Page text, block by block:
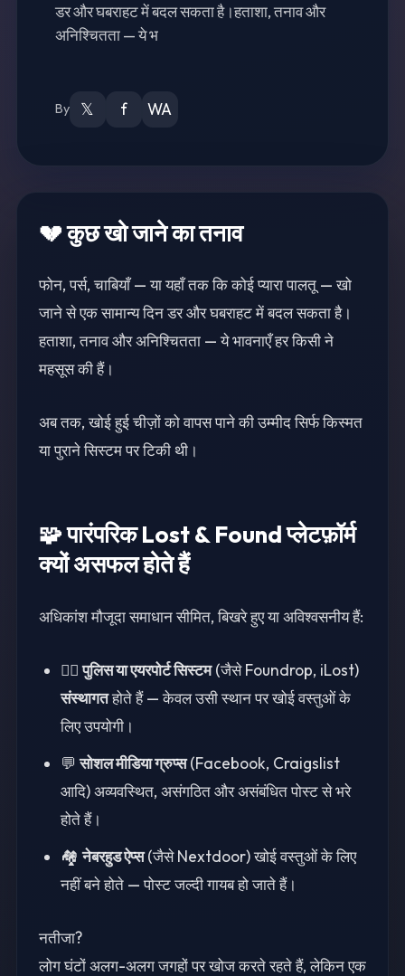
डर और घबराहट में बदल सकता है।हताशा, तनाव और
अनिश्चितता — ये भ
By 𝕏 f WA
💔 कुछ खो जाने का तनाव
फोन, पर्स, चाबियाँ — या यहाँ तक कि कोई प्यारा पालतू — खो
जाने से एक सामान्य दिन डर और घबराहट में बदल सकता है।
हताशा, तनाव और अनिश्चितता — ये भावनाएँ हर किसी ने
महसूस की हैं।
अब तक, खोई हुई चीज़ों को वापस पाने की उम्मीद सिर्फ किस्मत
या पुराने सिस्टम पर टिकी थी।
🧩 पारंपरिक Lost & Found प्लेटफ़ॉर्म
क्यों असफल होते हैं
अधिकांश मौजूदा समाधान सीमित, बिखरे हुए या अविश्वसनीय हैं:
👮‍♂️पुलिस या एयरपोर्ट सिस्टम(जैसे Foundrop, iLost)
संस्थागतहोते हैं — केवल उसी स्थान पर खोई वस्तुओं के
लिए उपयोगी।
💬सोशल मीडिया ग्रुप्स(Facebook, Craigslist
आदि) अव्यवस्थित, असंगठित और असंबंधित पोस्ट से भरे
होते हैं।
🏘️नेबरहुड ऐप्स(जैसे Nextdoor) खोई वस्तुओं के लिए
नहीं बने होते — पोस्ट जल्दी गायब हो जाते हैं।
नतीजा?
लोग घंटों अलग-अलग जगहों पर खोज करते रहते हैं, लेकिन एक